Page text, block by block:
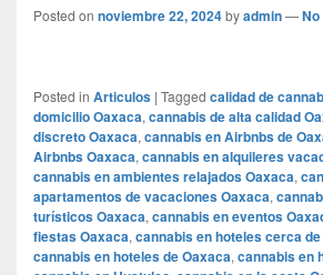
Posted on noviembre 22, 2024byadmin—
Posted in Articulos | Tagged calidad de
domicilio Oaxaca, cannabis de alta calidad
discreto Oaxaca, cannabis en Airbnbs de
Airbnbs Oaxaca, cannabis en alquileres
cannabis en ambientes relajados Oaxaca,
apartamentos de vacaciones Oaxaca,
turísticos Oaxaca, cannabis en eventos
fiestas Oaxaca, cannabis en hoteles cerca
cannabis en hoteles de Oaxaca, cannabis en